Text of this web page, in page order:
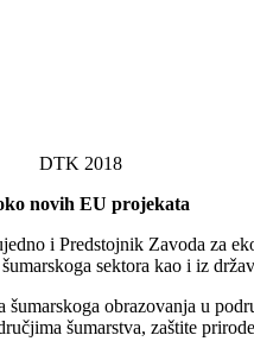
DTK 2018
novih EU projekata
i Predstojnik Zavoda za
sektora kao i iz
obrazovanja u
šumarstva, zaštite